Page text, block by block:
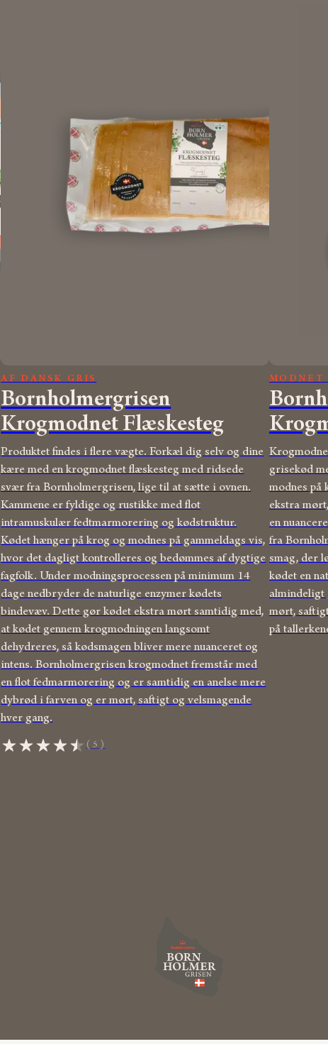
AF DANSK GRIS
Bornholmergrisen
Krogmodnet Flæskesteg
Produktet findes i flere vægte. Forkæl dig selv og dine
kære med en krogmodnet flæskesteg med ridsede
svær fra Bornholmergrisen, lige til at sætte i ovnen.
Kammene er fyldige og rustikke med flot
intramuskulær fedtmarmorering og kødstruktur.
Kødet hænger på krog og modnes på gammeldags vis,
hvor det dagligt kontrolleres og bedømmes af dygtige
fagfolk. Under modningsprocessen på minimum 14
dage nedbryder de naturlige enzymer kødets
bindevæv. Dette gør kødet ekstra mørt samtidig med,
at kødet gennem krogmodningen langsomt
dehydreres, så kødsmagen bliver mere nuanceret og
intens. Bornholmergrisen krogmodnet fremstår med
en flot fedmarmorering og er samtidig en anelse mere
dybrød i farven og er mørt, saftigt og velsmagende
hver gang.
(5)
MODNET
grisekød
modnes på
ekstra
en
fra
smag, der
kødet en
almindeligt
mørt,
på
Antonius
danske landmænd